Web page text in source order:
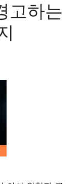
고하는